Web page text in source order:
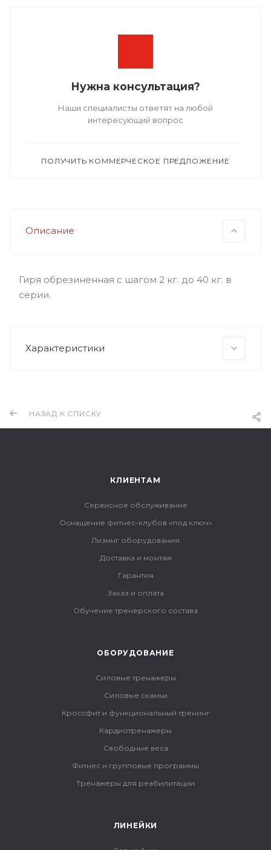
Нужна консультация?
Наши специалисты ответят на любой
интересующий вопрос
ПОЛУЧИТЬ КОММЕРЧЕСКОЕ ПРЕДЛОЖЕНИЕ
Описание
Гиря обрезиненная с шагом 2 кг. до 40 кг. в
серии.
Характеристики
НАЗАД К СПИСКУ
КЛИЕНТАМ
Сервисное обслуживание
Оснащение фитнес-клубов «под ключ»
Лизинг оборудования
Доставка и монтаж
Гарантия
Заказ и оплата
Обучение тренерского состава
ОБОРУДОВАНИЕ
Силовые тренажеры
Силовые скамьи
Кроссфит и функциональный тренинг
Кардиотренажеры
Свободные веса
Фитнес и групповые программы
Тренажеры для реабилитации
ЛИНЕЙКИ